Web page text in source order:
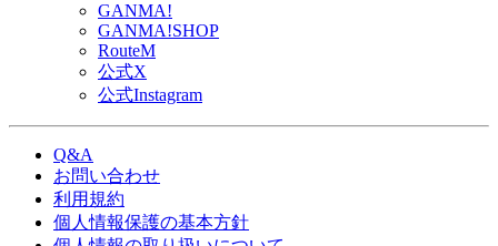
GANMA!
GANMA!SHOP
RouteM
公式X
公式Instagram
Q&A
お問い合わせ
利用規約
個人情報保護の基本方針